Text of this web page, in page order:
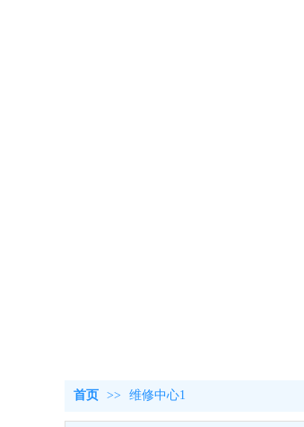
首页 >> 维修中心1